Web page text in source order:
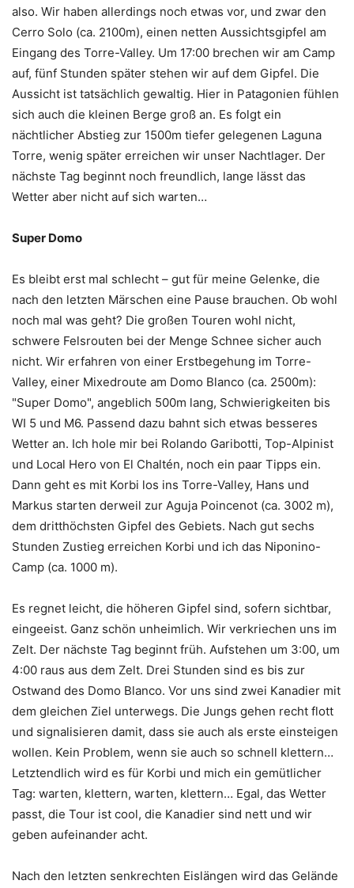
also. Wir haben allerdings noch etwas vor, und zwar den
Cerro Solo (ca. 2100m), einen netten Aussichtsgipfel am
Eingang des Torre-Valley. Um 17:00 brechen wir am Camp
auf, fünf Stunden später stehen wir auf dem Gipfel. Die
Aussicht ist tatsächlich gewaltig. Hier in Patagonien fühlen
sich auch die kleinen Berge groß an. Es folgt ein
nächtlicher Abstieg zur 1500m tiefer gelegenen Laguna
Torre, wenig später erreichen wir unser Nachtlager. Der
nächste Tag beginnt noch freundlich, lange lässt das
Wetter aber nicht auf sich warten…
Super Domo
Es bleibt erst mal schlecht – gut für meine Gelenke, die
nach den letzten Märschen eine Pause brauchen. Ob wohl
noch mal was geht? Die großen Touren wohl nicht,
schwere Felsrouten bei der Menge Schnee sicher auch
nicht. Wir erfahren von einer Erstbegehung im Torre-
Valley, einer Mixedroute am Domo Blanco (ca. 2500m):
"Super Domo", angeblich 500m lang, Schwierigkeiten bis
WI 5 und M6. Passend dazu bahnt sich etwas besseres
Wetter an. Ich hole mir bei Rolando Garibotti, Top-Alpinist
und Local Hero von El Chaltén, noch ein paar Tipps ein.
Dann geht es mit Korbi los ins Torre-Valley, Hans und
Markus starten derweil zur Aguja Poincenot (ca. 3002 m),
dem dritthöchsten Gipfel des Gebiets. Nach gut sechs
Stunden Zustieg erreichen Korbi und ich das Niponino-
Camp (ca. 1000 m).
Es regnet leicht, die höheren Gipfel sind, sofern sichtbar,
eingeeist. Ganz schön unheimlich. Wir verkriechen uns im
Zelt. Der nächste Tag beginnt früh. Aufstehen um 3:00, um
4:00 raus aus dem Zelt. Drei Stunden sind es bis zur
Ostwand des Domo Blanco. Vor uns sind zwei Kanadier mit
dem gleichen Ziel unterwegs. Die Jungs gehen recht flott
und signalisieren damit, dass sie auch als erste einsteigen
wollen. Kein Problem, wenn sie auch so schnell klettern…
Letztendlich wird es für Korbi und mich ein gemütlicher
Tag: warten, klettern, warten, klettern… Egal, das Wetter
passt, die Tour ist cool, die Kanadier sind nett und wir
geben aufeinander acht.
Nach den letzten senkrechten Eislängen wird das Gelände